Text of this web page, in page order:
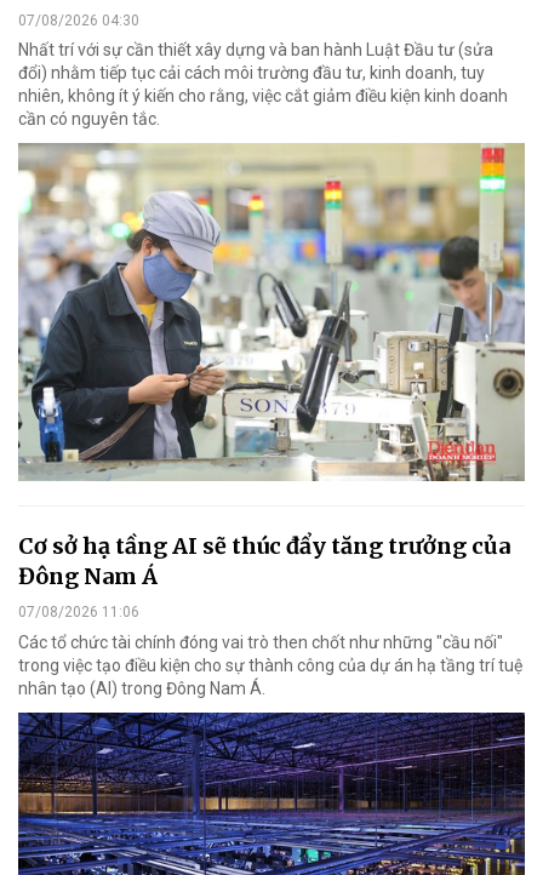
07/08/2026 04:30
Nhất trí với sự cần thiết xây dựng và ban hành Luật Đầu tư (sửa
đổi) nhằm tiếp tục cải cách môi trường đầu tư, kinh doanh, tuy
nhiên, không ít ý kiến cho rằng, việc cắt giảm điều kiện kinh doanh
cần có nguyên tắc.
Cơ sở hạ tầng AI sẽ thúc đẩy tăng trưởng của
Đông Nam Á
07/08/2026 11:06
Các tổ chức tài chính đóng vai trò then chốt như những "cầu nối"
trong việc tạo điều kiện cho sự thành công của dự án hạ tầng trí tuệ
nhân tạo (AI) trong Đông Nam Á.